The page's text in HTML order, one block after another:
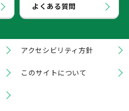
よくある質問
アクセシビリティ方針
このサイトについて